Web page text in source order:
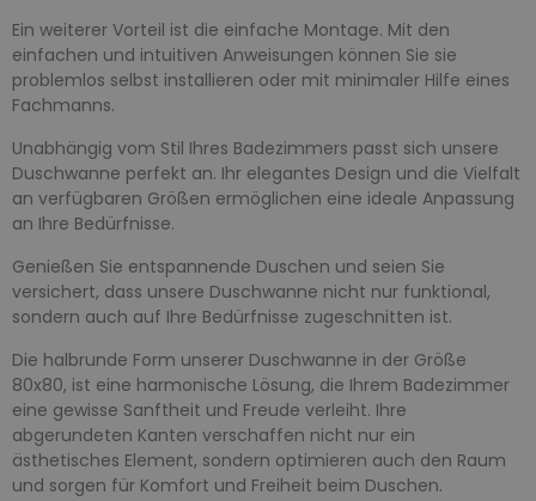
Ein weiterer Vorteil ist die einfache Montage. Mit den
einfachen und intuitiven Anweisungen können Sie sie
problemlos selbst installieren oder mit minimaler Hilfe eines
Fachmanns.
Unabhängig vom Stil Ihres Badezimmers passt sich unsere
Duschwanne perfekt an. Ihr elegantes Design und die Vielfalt
an verfügbaren Größen ermöglichen eine ideale Anpassung
an Ihre Bedürfnisse.
Genießen Sie entspannende Duschen und seien Sie
versichert, dass unsere Duschwanne nicht nur funktional,
sondern auch auf Ihre Bedürfnisse zugeschnitten ist.
Die halbrunde Form unserer Duschwanne in der Größe
80x80, ist eine harmonische Lösung, die Ihrem Badezimmer
eine gewisse Sanftheit und Freude verleiht. Ihre
abgerundeten Kanten verschaffen nicht nur ein
ästhetisches Element, sondern optimieren auch den Raum
und sorgen für Komfort und Freiheit beim Duschen.